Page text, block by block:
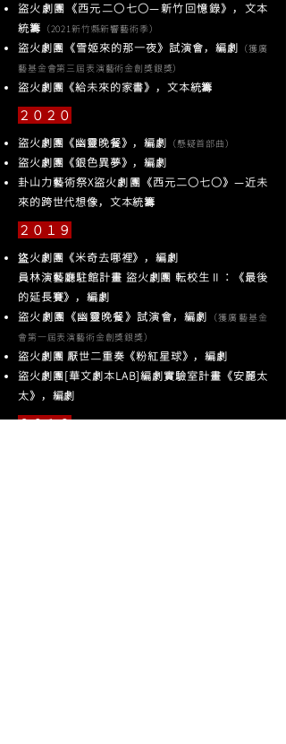
盜火劇團《西元二〇七〇—新竹回憶錄》，文本
統籌 （2021新竹縣新響藝術季）
盜火劇團《雪姬來的那一夜》試演會，編劇 （獲廣
藝基金會第三屆表演藝術金創獎銀獎）
​盜火劇團《給未來的家書》，文本統籌
２０２０
盜火劇團《幽靈晚餐》，編劇 （懸疑首部曲）
盜火劇團《銀色異夢》，編劇
卦山力藝術祭X盜火劇團《西元二〇七〇》—近未
來的跨世代想像，文本統籌
２０１９
盜火劇團《米奇去哪裡》，編劇
員林演藝廳駐館計畫 盜火劇團 転校生Ⅱ：《最後
的延長賽》，編劇
盜火劇團《幽靈晚餐》試演會，編劇
（獲廣藝基金
會第一屆表演藝術金創獎銀獎）
盜火劇團 厭世二重奏《粉紅星球》，編劇
盜火劇團[華文劇本LAB]編劇實驗室計畫《安麗太
太》，編劇
２０１８